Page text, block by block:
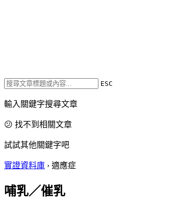
ESC
輸入關鍵字搜尋文章
😕 找不到相關文章
試試其他關鍵字吧
實證資料庫 › 適應症
哺乳／催乳